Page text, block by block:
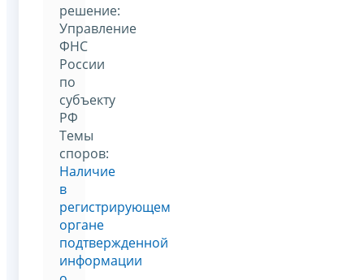
решение:
Управление
ФНС
России
по
субъекту
РФ
Темы
споров:
Наличие
в
регистрирующем
органе
подтвержденной
информации